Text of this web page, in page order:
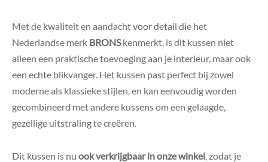
Met de kwaliteit en aandacht voor detail die het
Nederlandse merk BRONSkenmerkt, is dit kussen niet
alleen een praktische toevoeging aan je interieur, maar ook
een echte blikvanger. Het kussen past perfect bij zowel
moderne als klassieke stijlen, en kan eenvoudig worden
gecombineerd met andere kussens om een gelaagde,
gezellige uitstraling te creëren.
Dit kussen is nu ook verkrijgbaar in onze winkel, zodat je